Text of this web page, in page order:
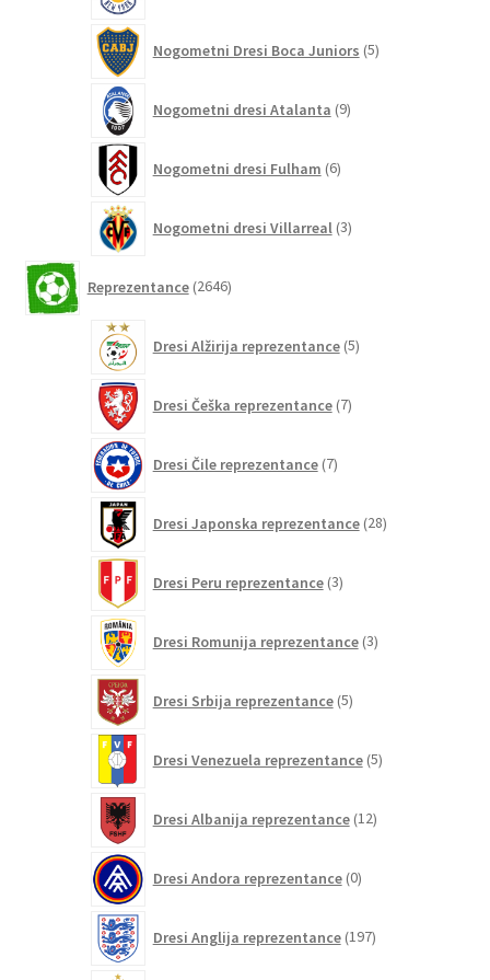
Nogometni Dresi Boca Juniors 5izdelkov
Nogometni dresi Atalanta 9izdelkov
Nogometni dresi Fulham 6izdelkov
Nogometni dresi Villarreal 3izdelki
Reprezentance 2646izdelkov
Dresi Alžirija reprezentance 5izdelkov
Dresi Češka reprezentance 7izdelkov
Dresi Čile reprezentance 7izdelkov
Dresi Japonska reprezentance 28izdelkov
Dresi Peru reprezentance 3izdelki
Dresi Romunija reprezentance 3izdelki
Dresi Srbija reprezentance 5izdelkov
Dresi Venezuela reprezentance 5izdelkov
Dresi Albanija reprezentance 12izdelkov
Dresi Andora reprezentance 0izdelkov
Dresi Anglija reprezentance 197izdelkov